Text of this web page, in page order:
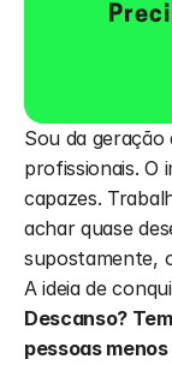
Sou da geração
profissionais. O
capazes.
achar quase
supostamente,
A ideia de
Descanso?
pessoas